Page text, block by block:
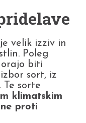
velik izziv in
Poleg
biti
sort, iz
sorte
klimatskim
proti